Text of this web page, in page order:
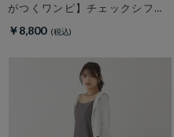
がつくワンピ】チェックシフォ
￥8,800